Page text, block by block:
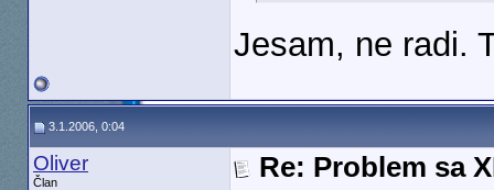
Jesam, ne radi.
3.1.2006, 0:04
Oliver
Član
Re: Problem sa